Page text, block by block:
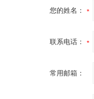
您的姓名：
联系电话：
常用邮箱：